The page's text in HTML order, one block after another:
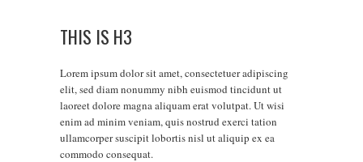
THIS IS H3
Lorem ipsum dolor sit amet, consectetuer adipiscing
elit, sed diam nonummy nibh euismod tincidunt ut
laoreet dolore magna aliquam erat volutpat. Ut wisi
enim ad minim veniam, quis nostrud exerci tation
ullamcorper suscipit lobortis nisl ut aliquip ex ea
commodo consequat.